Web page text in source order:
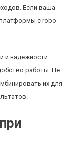
Если ваша
с robo-
и надежности
работы. Не
их для